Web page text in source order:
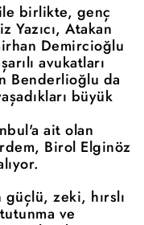
birlikte, genç
Yazıcı, Atakan
Demircioğlu
avukatları
Benderlioğlu da
büyük
ait olan
Birol Elginöz
güçlü, zeki, hırslı
ve